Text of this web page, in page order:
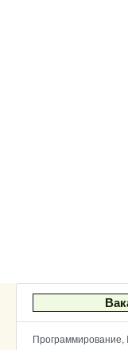
Программирование,